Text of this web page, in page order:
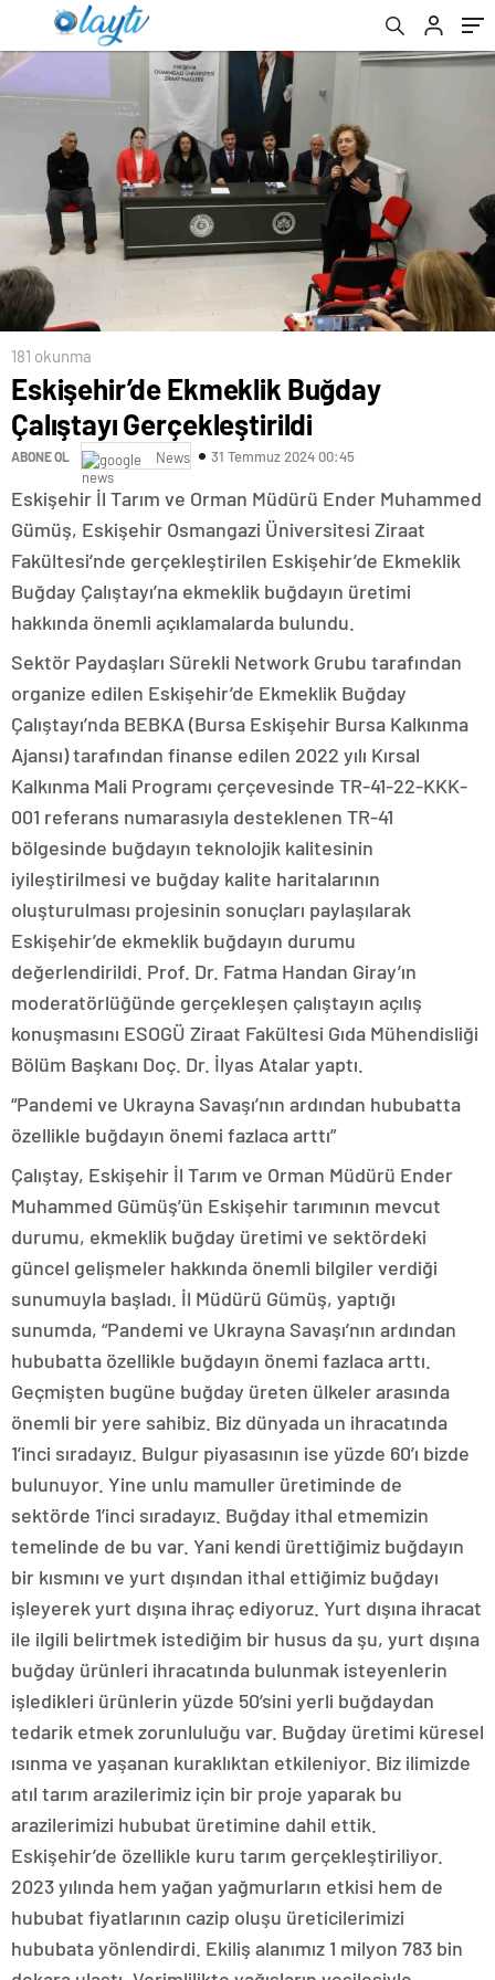
181 okunma
Eskişehir’de Ekmeklik Buğday
Çalıştayı Gerçekleştirildi
ABONE OL News 31 Temmuz 2024 00:45
Eskişehir İl Tarım ve Orman Müdürü Ender Muhammed
Gümüş, Eskişehir Osmangazi Üniversitesi Ziraat
Fakültesi’nde gerçekleştirilen Eskişehir’de Ekmeklik
Buğday Çalıştayı’na ekmeklik buğdayın üretimi
hakkında önemli açıklamalarda bulundu.
Sektör Paydaşları Sürekli Network Grubu tarafından
organize edilen Eskişehir’de Ekmeklik Buğday
Çalıştayı’nda BEBKA (Bursa Eskişehir Bursa Kalkınma
Ajansı) tarafından finanse edilen 2022 yılı Kırsal
Kalkınma Mali Programı çerçevesinde TR-41-22-KKK-
001 referans numarasıyla desteklenen TR-41
bölgesinde buğdayın teknolojik kalitesinin
iyileştirilmesi ve buğday kalite haritalarının
oluşturulması projesinin sonuçları paylaşılarak
Eskişehir’de ekmeklik buğdayın durumu
değerlendirildi. Prof. Dr. Fatma Handan Giray’ın
moderatörlüğünde gerçekleşen çalıştayın açılış
konuşmasını ESOGÜ Ziraat Fakültesi Gıda Mühendisliği
Bölüm Başkanı Doç. Dr. İlyas Atalar yaptı.
“Pandemi ve Ukrayna Savaşı’nın ardından hububatta
özellikle buğdayın önemi fazlaca arttı”
Çalıştay, Eskişehir İl Tarım ve Orman Müdürü Ender
Muhammed Gümüş’ün Eskişehir tarımının mevcut
durumu, ekmeklik buğday üretimi ve sektördeki
güncel gelişmeler hakkında önemli bilgiler verdiği
sunumuyla başladı. İl Müdürü Gümüş, yaptığı
sunumda, “Pandemi ve Ukrayna Savaşı’nın ardından
hububatta özellikle buğdayın önemi fazlaca arttı.
Geçmişten bugüne buğday üreten ülkeler arasında
önemli bir yere sahibiz. Biz dünyada un ihracatında
1’inci sıradayız. Bulgur piyasasının ise yüzde 60’ı bizde
bulunuyor. Yine unlu mamuller üretiminde de
sektörde 1’inci sıradayız. Buğday ithal etmemizin
temelinde de bu var. Yani kendi ürettiğimiz buğdayın
bir kısmını ve yurt dışından ithal ettiğimiz buğdayı
işleyerek yurt dışına ihraç ediyoruz. Yurt dışına ihracat
ile ilgili belirtmek istediğim bir husus da şu, yurt dışına
buğday ürünleri ihracatında bulunmak isteyenlerin
işledikleri ürünlerin yüzde 50’sini yerli buğdaydan
tedarik etmek zorunluluğu var. Buğday üretimi küresel
ısınma ve yaşanan kuraklıktan etkileniyor. Biz ilimizde
atıl tarım arazilerimiz için bir proje yaparak bu
arazilerimizi hububat üretimine dahil ettik.
Eskişehir’de özellikle kuru tarım gerçekleştiriliyor.
2023 yılında hem yağan yağmurların etkisi hem de
hububat fiyatlarının cazip oluşu üreticilerimizi
hububata yönlendirdi. Ekiliş alanımız 1 milyon 783 bin